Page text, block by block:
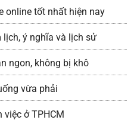
online tốt nhất hiện nay
ý nghĩa và lịch sử
ngon, không bị khô
vừa phải
việc ở TPHCM